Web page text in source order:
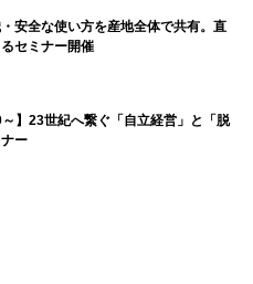
安全な使い方を産地全体で共有。直
セミナー開催
～】23世紀へ繋ぐ「自立経営」と「脱
ー